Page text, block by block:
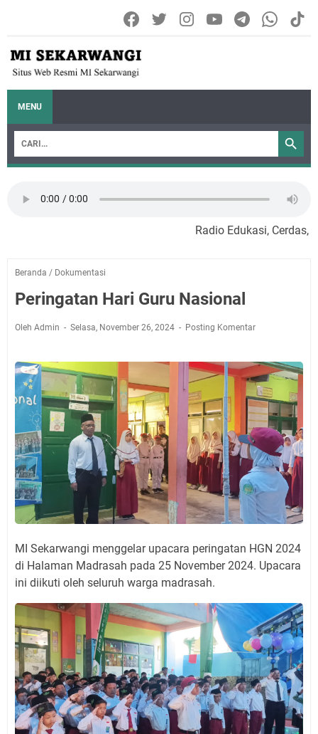
MENU
Radio Edukasi, Cerdas,
Beranda / Dokumentasi
Peringatan Hari Guru Nasional
Oleh Admin Selasa, November 26, 2024 Posting Komentar
MI Sekarwangi menggelar upacara peringatan HGN 2024
di Halaman Madrasah pada 25 November 2024. Upacara
ini diikuti oleh seluruh warga madrasah.